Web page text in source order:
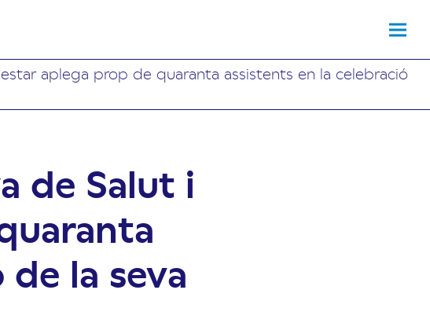
aplega prop de quaranta assistents en la celebració
de Salut i
la seva